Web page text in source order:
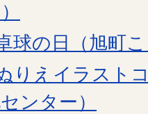
球の日（旭町
りえイラスト
ンター）